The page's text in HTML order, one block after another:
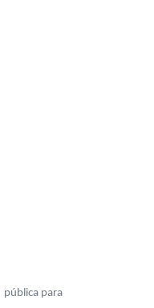
pública para